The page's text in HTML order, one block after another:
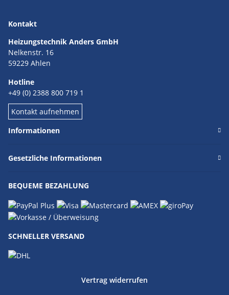
Kontakt
Heizungstechnik Anders GmbH
Nelkenstr. 16
59229 Ahlen
Hotline
+49 (0) 2388 800 719 1
Kontakt aufnehmen
Informationen
Gesetzliche Informationen
BEQUEME BEZAHLUNG
SCHNELLER VERSAND
Vertrag widerrufen